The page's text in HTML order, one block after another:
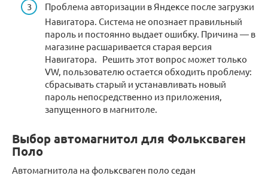
Проблема авторизации в Яндексе после загрузки
Навигатора. Система не опознает правильный
пароль и постоянно выдает ошибку. Причина — в
магазине расшаривается старая версия
Навигатора. Решить этот вопрос может только
VW, пользователю остается обходить проблему:
сбрасывать старый и устанавливать новый
пароль непосредственно из приложения,
запущенного в магнитоле.
Выбор автомагнитол для Фольксваген
Поло
Автомагнитола на фольксваген поло седан